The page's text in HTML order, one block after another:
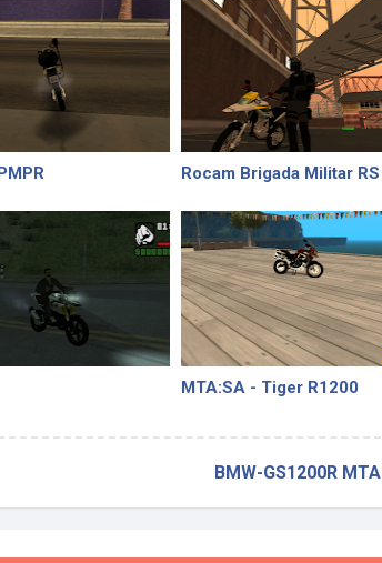
Rocam Brigada Militar RS
MTA:SA - Tiger R1200
BMW-GS1200R MTA